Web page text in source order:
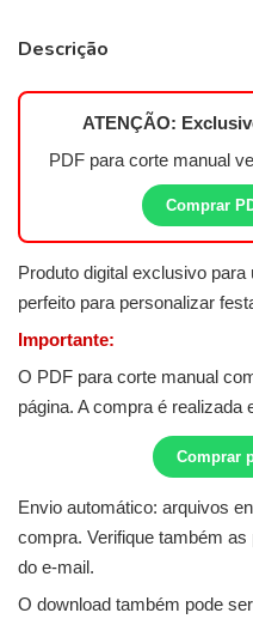
Descrição
ATENÇÃO:
PDF para corte manual
Comprar
Produto digital exclusivo
perfeito para personalizar
Importante:
O PDF para corte manual
página. A compra é
Comprar
Envio automático: arquivos
compra. Verifique também
do e-mail.
O download também pode